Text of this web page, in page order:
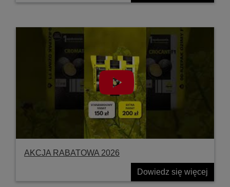
AKCJA RABATOWA 2026
Dowiedz się więcej